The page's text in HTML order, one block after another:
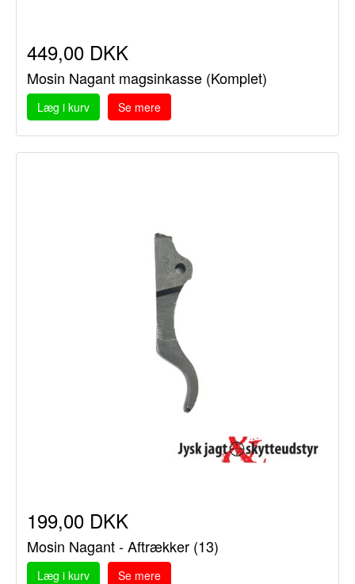
449,00 DKK
Mosin Nagant magsinkasse (Komplet)
Læg i kurv Se mere
199,00 DKK
Mosin Nagant - Aftrækker (13)
Læg i kurv Se mere